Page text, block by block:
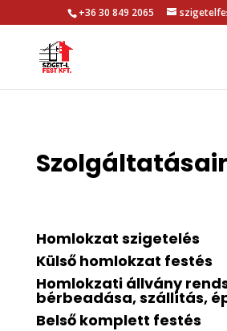
+36 30 849 2065
Homlokzat szigetelés
Külső homlokzat festés
Homlokzati állvány
bérbeadása, szállítás,
Belső komplett festés